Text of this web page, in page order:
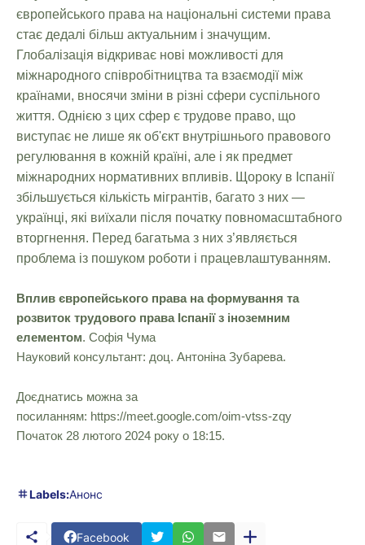
європейського права на національні системи права
стає дедалі більш актуальним і значущим.
Глобалізація відкриває нові можливості для
міжнародного співробітництва та взаємодії між
країнами, вносячи зміни в різні сфери суспільного
життя. Однією з цих сфер є трудове право, що
виступає не лише як об'єкт внутрішнього правового
регулювання в кожній країні, але і як предмет
міжнародних нормативних впливів. Щороку в Іспанії
збільшується кількість мігрантів, багато з них —
українці, які виїхали після початку повномасштабного
вторгнення. Перед багатьма з них з’являється
проблема із пошуком роботи і працевлаштуванням.
Вплив європейського права на формування та
розвиток трудового права Іспанії з іноземним
елементом. Софія Чума
Науковий консультант: доц. Антоніна Зубарева.
Доєднатись можна за
посиланням: https://meet.google.com/oim-vtss-zqy
Початок 28 лютого 2024 року о 18:15.
Labels:Анонс
Facebook